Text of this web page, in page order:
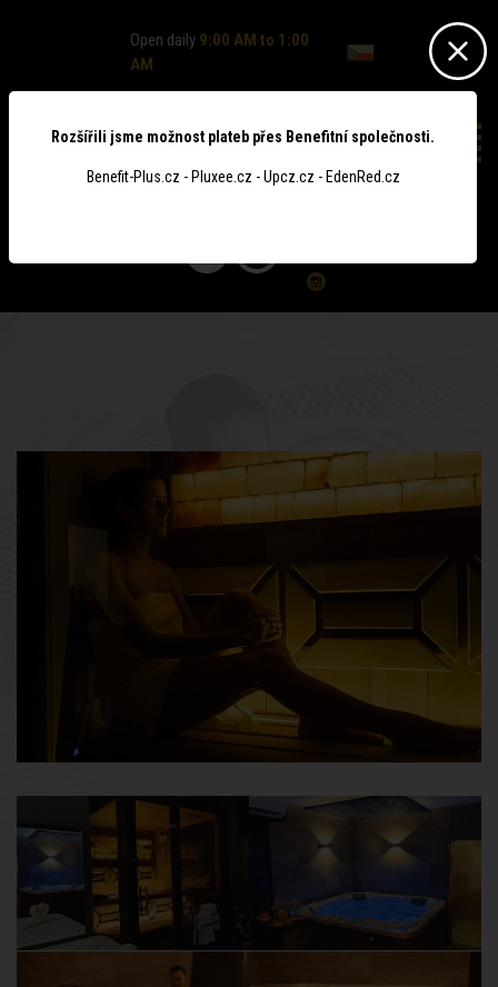
Open daily 9:00 AM to 1:00
AM
Rozšířili jsme možnost plateb přes Benefitní společnosti.
Benefit-Plus.cz - Pluxee.cz - Upcz.cz - EdenRed.cz